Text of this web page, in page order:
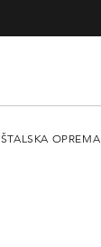
ŠTALSKA OPREMA